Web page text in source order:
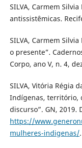
SILVA, Carmem
antissistêmicas.
SILVA, Carmem
o presente”.
Corpo, ano V, n. 4,
SILVA, Vitória Régia
Indígenas, território,
discurso”. GN, 2019.
https://
mulheres-indigenas/.